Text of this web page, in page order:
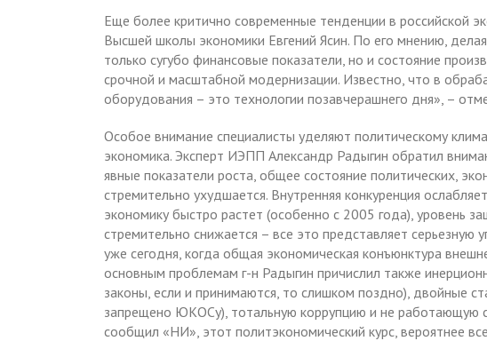
Еще более критично современные тенденции в российской
Высшей школы экономики Евгений Ясин. По его мнению,
только сугубо финансовые показатели, но и состояние
срочной и масштабной модернизации. Известно, что в
оборудования – это технологии позавчерашнего дня», –
Особое внимание специалисты уделяют политическому
экономика. Эксперт ИЭПП Александр Радыгин обратил
явные показатели роста, общее состояние политических,
стремительно ухудшается. Внутренняя конкуренция
экономику быстро растет (особенно с 2005 года), уровень
стремительно снижается – все это представляет серьезную
уже сегодня, когда общая экономическая конъюнктура
основным проблемам г-н Радыгин причислил также
законы, если и принимаются, то слишком поздно), двойные
запрещено ЮКОСу), тотальную коррупцию и не работающую
сообщил «НИ», этот политэкономический курс, вероятнее